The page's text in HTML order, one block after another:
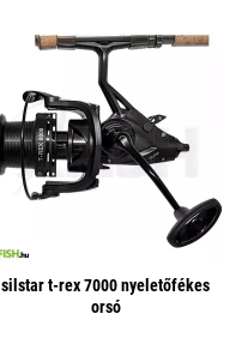
silstar t-rex 7000 nyeletőfékes
orsó